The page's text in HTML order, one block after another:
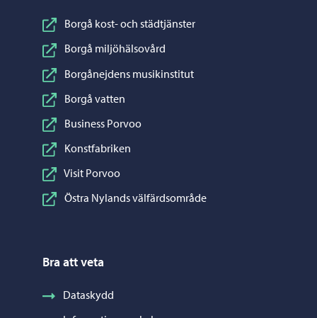
Borgå kost- och städtjänster
Borgå miljöhälsovård
Borgånejdens musikinstitut
Borgå vatten
Business Porvoo
Konstfabriken
Visit Porvoo
Östra Nylands välfärdsområde
Bra att veta
Dataskydd